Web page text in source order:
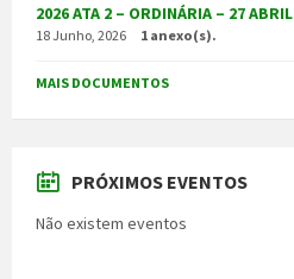
2026 ATA 2 – ORDINÁRIA – 27 ABRIL
18 Junho, 2026 1 anexo(s).
MAIS DOCUMENTOS
PRÓXIMOS EVENTOS
Não existem eventos